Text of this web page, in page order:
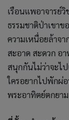
เรือนแพอาจารย์
ธรรมชาติป่าเขา
ความเหนื่อยล้าจ
สะอาด สะดวก อ
สนุกกันไม่ว่าจะไ
ใครอยากไปพักผ่
พระอาทิตย์ตกยา